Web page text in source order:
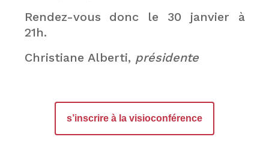
Rendez-vous donc le 30 janvier à
21h.
Christiane Alberti, présidente
s’inscrire à la visioconférence